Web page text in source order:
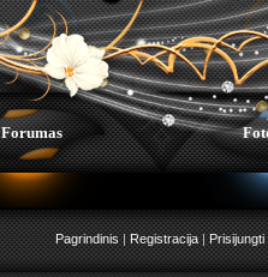
Forumas
Pagrindinis|Registracija|Prisijungti